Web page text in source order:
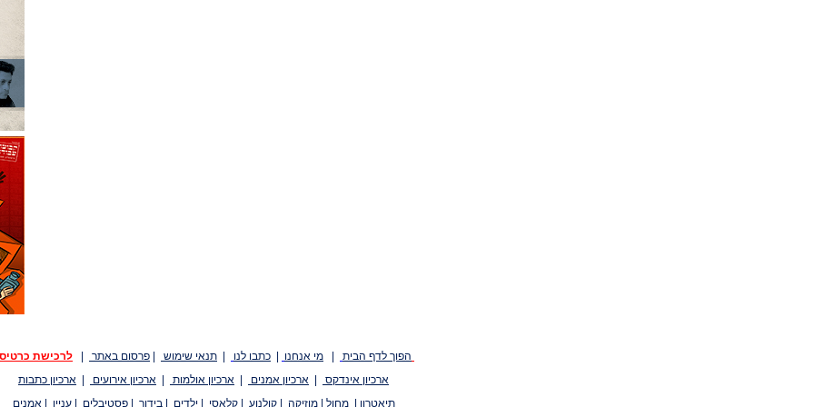
הפוך לדף הבית מי אנחנו כתבו לנו תנאי שימוש פרסום באתר
לרכישת
ארכיון אינדקס
ארכיון אמנים ארכיון אולמות ארכיון אירועים
ארכיון כתבות
תיאטרון
|מחול |מוזיקה |קולנוע |קלאסי ילדים |בידור |פסטיבלים |עניין |אמנים